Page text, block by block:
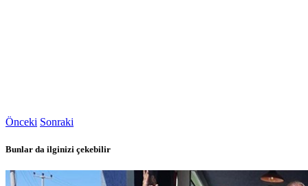
Önceki Sonraki
Bunlar da ilginizi çekebilir